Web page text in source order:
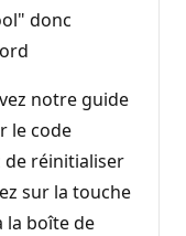
donc
notre guide
le code
de réinitialiser
sur la touche
la boîte de